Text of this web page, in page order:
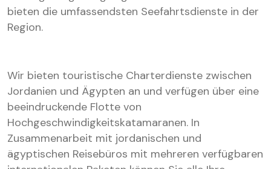
bieten die umfassendsten Seefahrtsdienste in der
Region.
Wir bieten touristische Charterdienste zwischen
Jordanien und Ägypten an und verfügen über eine
beeindruckende Flotte von
Hochgeschwindigkeitskatamaranen. In
Zusammenarbeit mit jordanischen und
ägyptischen Reisebüros mit mehreren verfügbaren